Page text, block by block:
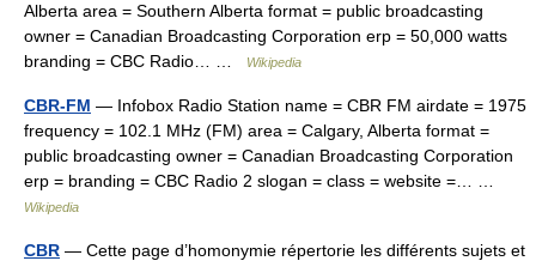
Alberta area = Southern Alberta format = public broadcasting
owner = Canadian Broadcasting Corporation erp = 50,000 watts
branding = CBC Radio… …
Wikipedia
CBR-FM — Infobox Radio Station name = CBR FM airdate = 1975
frequency = 102.1 MHz (FM) area = Calgary, Alberta format =
public broadcasting owner = Canadian Broadcasting Corporation
erp = branding = CBC Radio 2 slogan = class = website =… …
Wikipedia
CBR — Cette page d’homonymie répertorie les différents sujets et